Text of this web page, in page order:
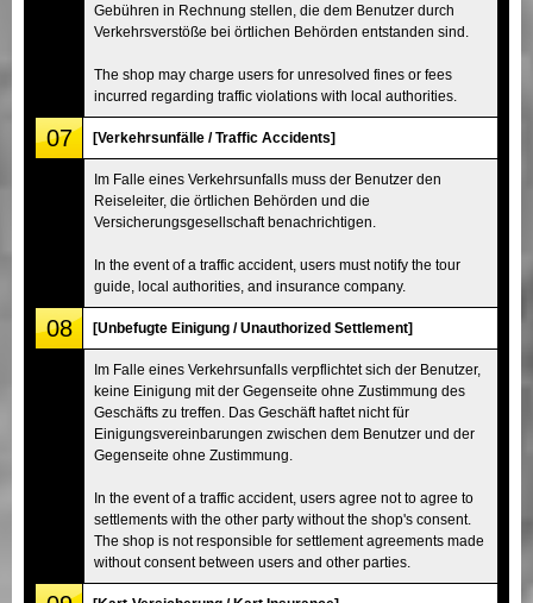
Gebühren in Rechnung stellen, die dem Benutzer durch
Verkehrsverstöße bei örtlichen Behörden entstanden sind.
The shop may charge users for unresolved fines or fees
incurred regarding traffic violations with local authorities.
07 [Verkehrsunfälle / Traffic Accidents]
Im Falle eines Verkehrsunfalls muss der Benutzer den
Reiseleiter, die örtlichen Behörden und die
Versicherungsgesellschaft benachrichtigen.
In the event of a traffic accident, users must notify the tour
guide, local authorities, and insurance company.
08 [Unbefugte Einigung / Unauthorized Settlement]
Im Falle eines Verkehrsunfalls verpflichtet sich der Benutzer,
keine Einigung mit der Gegenseite ohne Zustimmung des
Geschäfts zu treffen. Das Geschäft haftet nicht für
Einigungsvereinbarungen zwischen dem Benutzer und der
Gegenseite ohne Zustimmung.
In the event of a traffic accident, users agree not to agree to
settlements with the other party without the shop's consent.
The shop is not responsible for settlement agreements made
without consent between users and other parties.